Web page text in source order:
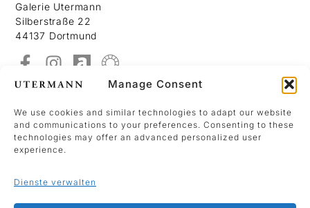
Manage Consent
We use cookies and similar technologies to adapt our website
and communications to your preferences. Consenting to these
technologies may offer an advanced personalized user
experience.
Dienste verwalten
Galerie Utermann
Silberstraße 22
44137 Dortmund
Über Uns
Kontakt
Datenschutzerklärung
Impressum